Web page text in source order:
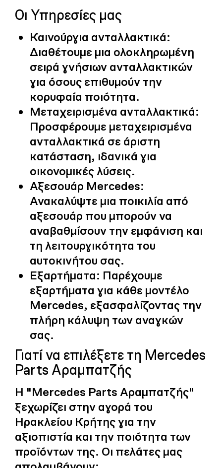
Οι Υπηρεσίες μας
Καινούργια ανταλλακτικά:
Διαθέτουμε μια ολοκληρωμένη
σειρά γνήσιων ανταλλακτικών
για όσους επιθυμούν την
κορυφαία ποιότητα.
Μεταχειρισμένα ανταλλακτικά:
Προσφέρουμε μεταχειρισμένα
ανταλλακτικά σε άριστη
κατάσταση, ιδανικά για
οικονομικές λύσεις.
Αξεσουάρ Mercedes:
Ανακαλύψτε μια ποικιλία από
αξεσουάρ που μπορούν να
αναβαθμίσουν την εμφάνιση και
τη λειτουργικότητα του
αυτοκινήτου σας.
Εξαρτήματα: Παρέχουμε
εξαρτήματα για κάθε μοντέλο
Mercedes, εξασφαλίζοντας την
πλήρη κάλυψη των αναγκών
σας.
Γιατί να επιλέξετε τη Mercedes
Parts Αραμπατζής
Η "Mercedes Parts Αραμπατζής"
ξεχωρίζει στην αγορά του
Ηρακλείου Κρήτης για την
αξιοπιστία και την ποιότητα των
προϊόντων της. Οι πελάτες μας